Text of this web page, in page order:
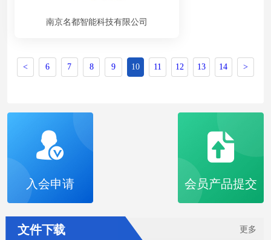
南京名都智能科技有限公司
< 6 7 8 9 10 11 12 13 14 >
入会申请 会员产品提交
文件下载 更多